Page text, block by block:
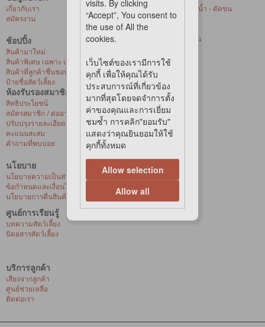
เกี่ยวกับเรา
สมัครงาน
ช้อปปิ้ง
สินค้ามาใหม่
สินค้าพิเศษ เฉพาะ เพ็ท เลิฟเวอร์ เซ็นเตอร์
สินค้าที่ลูกค้าชื่นชอบ
ป้ายชื่อสัตว์เลี้ยง
ศูนย์ให้บริการอาบน้ำ - ตัดขน
สัตว์เลี้ยงที่ร้านค้า
การจัดส่งด่วน
บริการจัดส่งถึงบ้าน
ห้องรับรองสมาชิก
สิทธิประโยชน์
สมัครสมาชิก / ต่ออายุ / เปิดใช้งานบัตรวีไอพี
ปรับปรุงรายละเอียดส่วนบุคคล
คะแนนสะสม
คำถามที่พบบ่อย
นโยบาย
นโยบายความเป็นส่วนตัว
ข้อกำหนดและเงื่อนไขการซื้อสินค้าออนไลน์
นโยบายการคืนสินค้าและการเปลี่ยนสินค้า
ศูนย์การเรียนรู้
บทความสัตว์เลี้ยง
นิตยสารสัตว์เลี้ยง
บริการลูกค้า
เสียงจากลูกค้า
ศูนย์ช่วยเหลือ
ติดต่อเรา
visits. By clicking
“Accept”, You consent to
the use of All the
cookies.
เว็บไซต์ของเรามีการใช้
คุกกี้ เพื่อให้คุณได้รับ
ประสบการณ์ที่เกี่ยวข้อง
มากที่สุดโดยจดจำการตั้ง
ค่าของคุณและการเยี่ยม
ชมซ้ำ การคลิก"ยอมรับ"
แสดงว่าคุณยินยอมให้ใช้
คุกกี้ทั้งหมด
Allow selection
Allow all